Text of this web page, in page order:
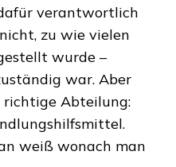
verantwortlich
zu wie vielen
wurde –
war. Aber
Abteilung:
weiß wonach man